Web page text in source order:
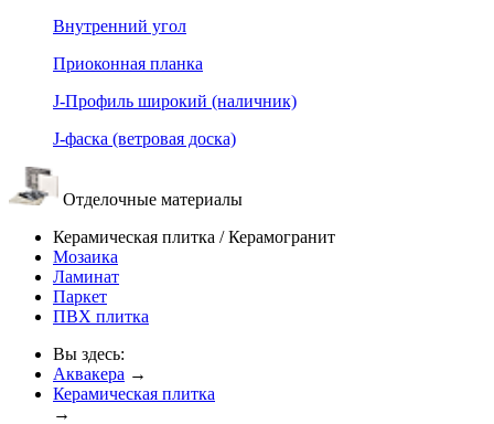
Внутренний угол
Приоконная планка
J-Профиль широкий (наличник)
J-фаска (ветровая доска)
Отделочные материалы
Керамическая плитка / Керамогранит
Мозаика
Ламинат
Паркет
ПВХ плитка
Вы здесь:
Аквакера →
Керамическая плитка
→